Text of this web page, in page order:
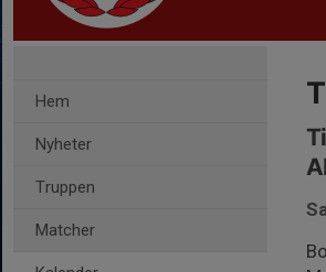
Hem
Nyheter
Truppen
Matcher